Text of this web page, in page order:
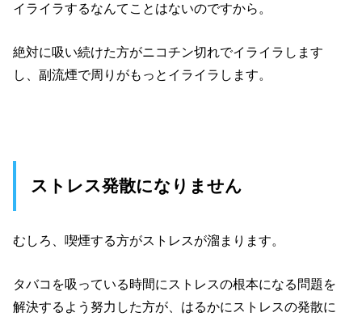
イライラするなんてことはないのですから。
絶対に吸い続けた方がニコチン切れでイライラします
し、副流煙で周りがもっとイライラします。
ストレス発散になりません
むしろ、喫煙する方がストレスが溜まります。
タバコを吸っている時間にストレスの根本になる問題を
解決するよう努力した方が、はるかにストレスの発散に